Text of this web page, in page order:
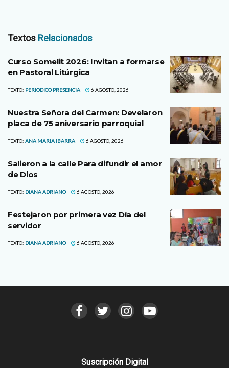
Textos Relacionados
Curso Somelit 2026: Invitan a formarse
en Pastoral Litúrgica
TEXTO: PERIODICO PRESENCIA 6 AGOSTO, 2026
Nuestra Señora del Carmen: Develaron
placa de 75 aniversario parroquial
TEXTO: ANA MARIA IBARRA 6 AGOSTO, 2026
Salieron a la calle Para difundir el amor
de Dios
TEXTO: DIANA ADRIANO 6 AGOSTO, 2026
Festejaron por primera vez Día del
servidor
TEXTO: DIANA ADRIANO 6 AGOSTO, 2026
Suscripción Digital